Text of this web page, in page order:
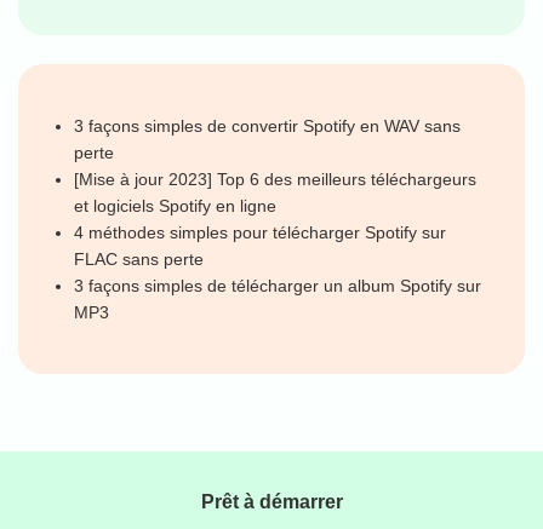
3 façons simples de convertir Spotify en WAV sans
perte
[Mise à jour 2023] Top 6 des meilleurs téléchargeurs
et logiciels Spotify en ligne
4 méthodes simples pour télécharger Spotify sur
FLAC sans perte
3 façons simples de télécharger un album Spotify sur
MP3
Prêt à démarrer